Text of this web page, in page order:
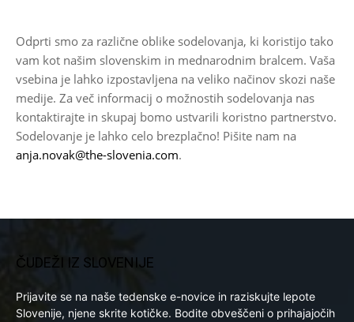
Odprti smo za različne oblike sodelovanja, ki koristijo tako
vam kot našim slovenskim in mednarodnim bralcem. Vaša
vsebina je lahko izpostavljena na veliko načinov skozi naše
medije. Za več informacij o možnostih sodelovanja nas
kontaktirajte in skupaj bomo ustvarili koristno partnerstvo.
Sodelovanje je lahko celo brezplačno! Pišite nam na
anja.novak@the-slovenia.com.
ČUDEŽI IZ SLOVENIJE
Prijavite se na naše tedenske e-novice in raziskujte lepote
Slovenije, njene skrite kotičke. Bodite obveščeni o prihajajočih